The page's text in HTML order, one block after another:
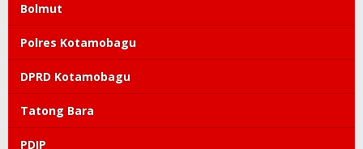
Bolmut
Polres Kotamobagu
DPRD Kotamobagu
Tatong Bara
PDIP